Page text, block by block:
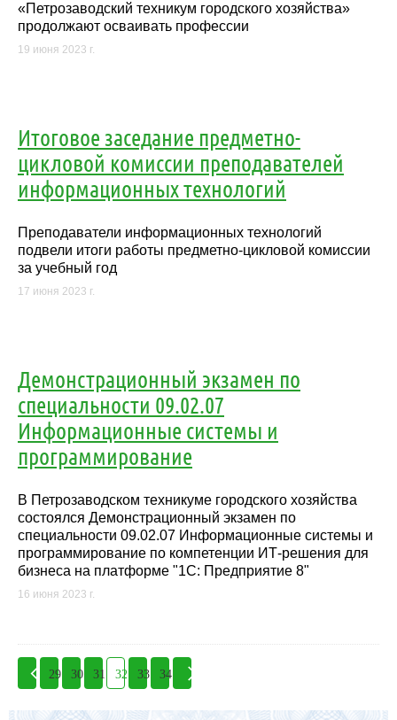
«Петрозаводский техникум городского хозяйства»
продолжают осваивать профессии
19 июня 2023 г.
Итоговое заседание предметно-
цикловой комиссии преподавателей
информационных технологий
Преподаватели информационных технологий
подвели итоги работы предметно-цикловой комиссии
за учебный год
17 июня 2023 г.
Демонстрационный экзамен по
специальности 09.02.07
Информационные системы и
программирование
В Петрозаводском техникуме городского хозяйства
состоялся Демонстрационный экзамен по
специальности 09.02.07 Информационные системы и
программирование по компетенции ИТ-решения для
бизнеса на платформе "1С: Предприятие 8"
16 июня 2023 г.
29 30 31 32 33 34